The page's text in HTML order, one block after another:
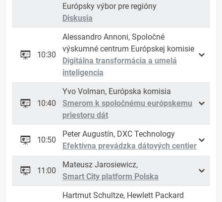
Európsky výbor pre regióny
Diskusia
10:30
Alessandro Annoni, Spoločné
výskumné centrum Európskej komisie
Digitálna transformácia a umelá
inteligencia
10:40
Yvo Volman, Európska komisia
Smerom k spoločnému európskemu
priestoru dát
10:50
Peter Augustín, DXC Technology
Efektívna prevádzka dátových centier
11:00
Mateusz Jarosiewicz,
Smart City platform Polska
Hartmut Schultze, Hewlett Packard